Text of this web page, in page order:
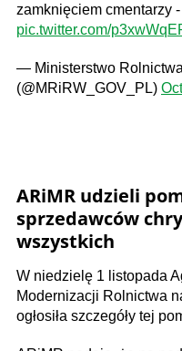
zamknięciem cmentarzy -
pic.twitter.com/
— Ministerstwo
(@MRiRW_GOV_PL)
ARiMR udzieli
sprzedawców
wszystkich
W niedzielę 1 listopada
Modernizacji Rolnictwa
ogłosiła szczegóły tej